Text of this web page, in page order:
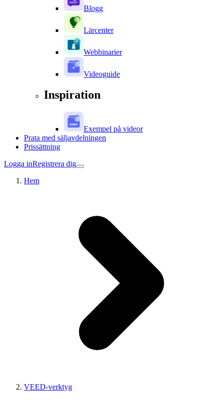
Blogg
Lärcenter
Webbinarier
Videoguide
Inspiration
Exempel på videor
Prata med säljavdelningen
Prissättning
Logga inRegistrera dig
Hem
VEED-verktyg